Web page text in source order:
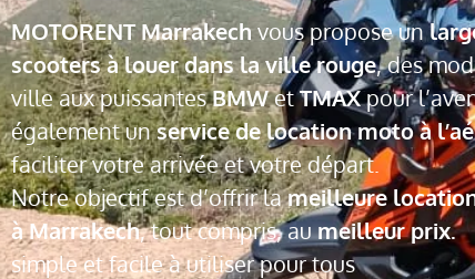
MOTORENT Marrakechvous propose un
scooters à louer dans la ville rouge, des
ville aux puissantesBMWetTMAXpour
également unservice de location moto à
faciliter votre arrivée et votre départ.
Notre objectif est d’offrir lameilleure
à Marrakech, tout compris, aumeilleur prix.
simple et facile à utiliser pour tous